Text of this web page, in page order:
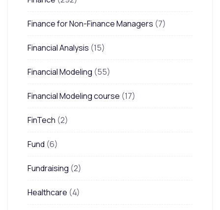
Finance for Non-Finance Managers (7)
Financial Analysis (15)
Financial Modeling (55)
Financial Modeling course (17)
FinTech (2)
Fund (6)
Fundraising (2)
Healthcare (4)